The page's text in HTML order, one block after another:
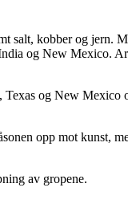
salt, kobber og jern.
og New Mexico.
Texas og New
opp mot kunst,
av gropene.